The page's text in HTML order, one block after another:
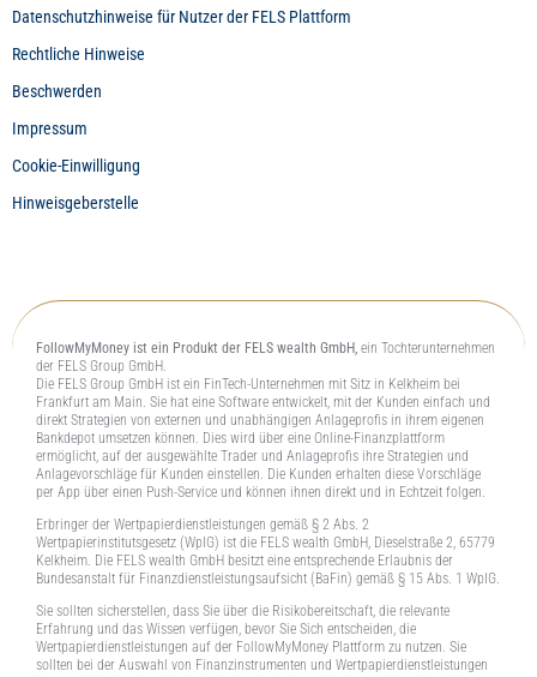
Datenschutzhinweise für Nutzer der FELS Plattform
Rechtliche Hinweise
Beschwerden
Impressum
Cookie-Einwilligung
Hinweisgeberstelle
FollowMyMoney ist ein Produkt der FELS wealth GmbH, ein Tochterunternehmen
der FELS Group GmbH.
Die FELS Group GmbH ist ein FinTech-Unternehmen mit Sitz in Kelkheim bei
Frankfurt am Main. Sie hat eine Software entwickelt, mit der Kunden einfach und
direkt Strategien von externen und unabhängigen Anlageprofis in ihrem eigenen
Bankdepot umsetzen können. Dies wird über eine Online-Finanzplattform
ermöglicht, auf der ausgewählte Trader und Anlageprofis ihre Strategien und
Anlagevorschläge für Kunden einstellen. Die Kunden erhalten diese Vorschläge
per App über einen Push-Service und können ihnen direkt und in Echtzeit folgen.
Erbringer der Wertpapierdienstleistungen gemäß § 2 Abs. 2
Wertpapierinstitutsgesetz (WpIG) ist die FELS wealth GmbH, Dieselstraße 2, 65779
Kelkheim. Die FELS wealth GmbH besitzt eine entsprechende Erlaubnis der
Bundesanstalt für Finanzdienstleistungsaufsicht (BaFin) gemäß § 15 Abs. 1 WpIG.
Sie sollten sicherstellen, dass Sie über die Risikobereitschaft, die relevante
Erfahrung und das Wissen verfügen, bevor Sie Sich entscheiden, die
Wertpapierdienstleistungen auf der FollowMyMoney Plattform zu nutzen. Sie
sollten bei der Auswahl von Finanzinstrumenten und Wertpapierdienstleistungen